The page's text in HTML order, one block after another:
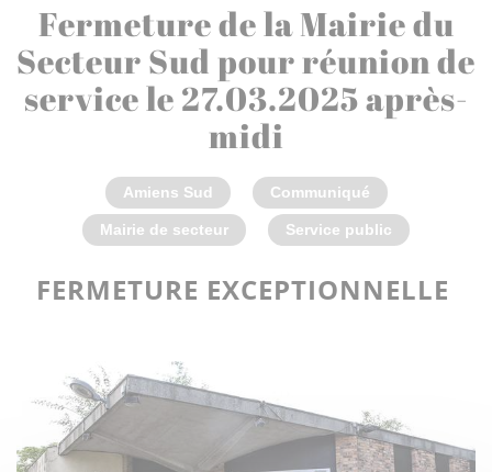
Fermeture de la Mairie du
Secteur Sud pour réunion de
service le 27.03.2025 après-
midi
Amiens Sud Communiqué
Mairie de secteur Service public
FERMETURE EXCEPTIONNELLE